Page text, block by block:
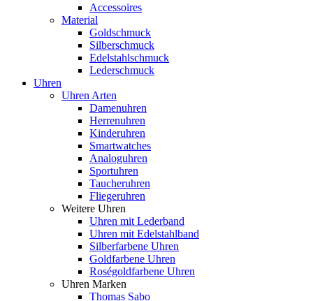
Accessoires
Material
Goldschmuck
Silberschmuck
Edelstahlschmuck
Lederschmuck
Uhren
Uhren Arten
Damenuhren
Herrenuhren
Kinderuhren
Smartwatches
Analoguhren
Sportuhren
Taucheruhren
Fliegeruhren
Weitere Uhren
Uhren mit Lederband
Uhren mit Edelstahlband
Silberfarbene Uhren
Goldfarbene Uhren
Roségoldfarbene Uhren
Uhren Marken
Thomas Sabo